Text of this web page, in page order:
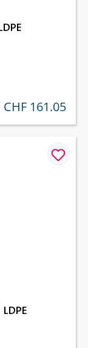
regulärer preis:
CHF 161.05